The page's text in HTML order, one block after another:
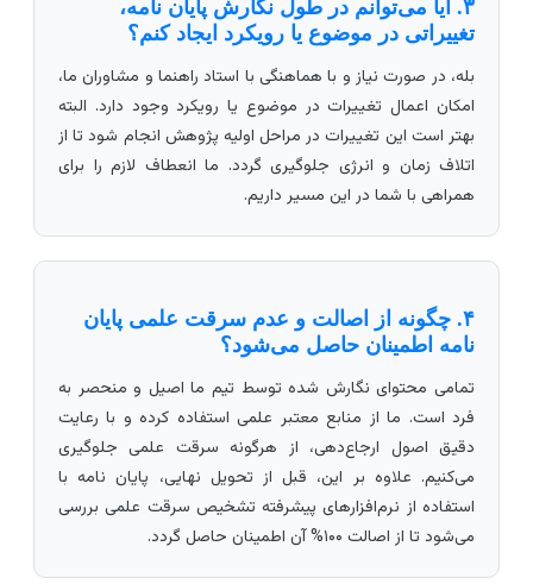
۳. آیا می‌توانم در طول نگارش پایان نامه،
تغییراتی در موضوع یا رویکرد ایجاد کنم؟
بله، در صورت نیاز و با هماهنگی با استاد راهنما و مشاوران ما،
امکان اعمال تغییرات در موضوع یا رویکرد وجود دارد. البته
بهتر است این تغییرات در مراحل اولیه پژوهش انجام شود تا از
اتلاف زمان و انرژی جلوگیری گردد. ما انعطاف لازم را برای
همراهی با شما در این مسیر داریم.
۴. چگونه از اصالت و عدم سرقت علمی پایان
نامه اطمینان حاصل می‌شود؟
تمامی محتوای نگارش شده توسط تیم ما اصیل و منحصر به
فرد است. ما از منابع معتبر علمی استفاده کرده و با رعایت
دقیق اصول ارجاع‌دهی، از هرگونه سرقت علمی جلوگیری
می‌کنیم. علاوه بر این، قبل از تحویل نهایی، پایان نامه با
استفاده از نرم‌افزارهای پیشرفته تشخیص سرقت علمی بررسی
می‌شود تا از اصالت ۱۰۰% آن اطمینان حاصل گردد.